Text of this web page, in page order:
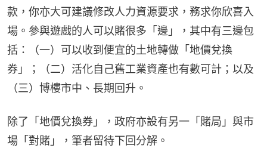
款，你亦大可建議修改人力資源要求，務求你欣喜入
場。參與遊戲的人可以賭很多「邊」，其中有三邊包
括：（一）可以收到便宜的土地轉做「地價兌換
券」；（二）活化自己舊工業資產也有數可計；以及
（三）博樓市中、長期回升。
除了「地價兌換券」，政府亦設有另一「賭局」與市
場「對賭」，筆者留待下回分解。